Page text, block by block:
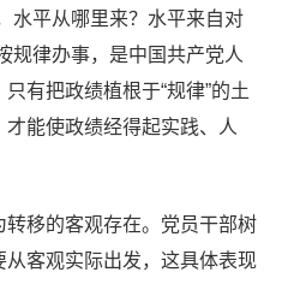
水平从哪里来？水平来自对
规律办事，是中国共产党人
有把政绩植根于“规律”的土
能使政绩经得起实践、人
移的客观存在。党员干部树
客观实际出发，这具体表现